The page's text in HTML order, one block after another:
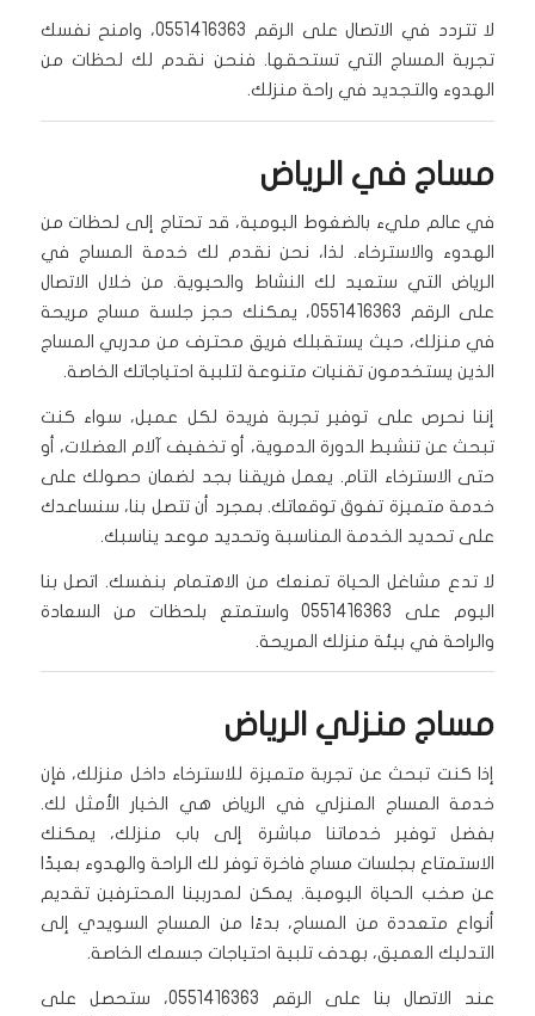
لا تتردد في الاتصال على الرقم 0551416363، وامنح نفسك
تجربة المساج التي تستحقها. فنحن نقدم لك لحظات من
الهدوء والتجديد في راحة منزلك.
مساج في الرياض
في عالم مليء بالضغوط اليومية، قد تحتاج إلى لحظات من
الهدوء والاسترخاء. لذا، نحن نقدم لك خدمة المساج في
الرياض التي ستعيد لك النشاط والحيوية. من خلال الاتصال
على الرقم 0551416363، يمكنك حجز جلسة مساج مريحة
في منزلك، حيث يستقبلك فريق محترف من مدربي المساج
الذين يستخدمون تقنيات متنوعة لتلبية احتياجاتك الخاصة.
إننا نحرص على توفير تجربة فريدة لكل عميل، سواء كنت
تبحث عن تنشيط الدورة الدموية، أو تخفيف آلام العضلات، أو
حتى الاسترخاء التام. يعمل فريقنا بجد لضمان حصولك على
خدمة متميزة تفوق توقعاتك. بمجرد أن تتصل بنا، سنساعدك
على تحديد الخدمة المناسبة وتحديد موعد يناسبك.
لا تدع مشاغل الحياة تمنعك من الاهتمام بنفسك. اتصل بنا
اليوم على 0551416363 واستمتع بلحظات من السعادة
والراحة في بيئة منزلك المريحة.
مساج منزلي الرياض
إذا كنت تبحث عن تجربة متميزة للاسترخاء داخل منزلك، فإن
خدمة المساج المنزلي في الرياض هي الخيار الأمثل لك.
بفضل توفير خدماتنا مباشرة إلى باب منزلك، يمكنك
الاستمتاع بجلسات مساج فاخرة توفر لك الراحة والهدوء بعيدًا
عن صخب الحياة اليومية. يمكن لمدربينا المحترفين تقديم
أنواع متعددة من المساج، بدءًا من المساج السويدي إلى
التدليك العميق، بهدف تلبية احتياجات جسمك الخاصة.
عند الاتصال بنا على الرقم 0551416363، ستحصل على